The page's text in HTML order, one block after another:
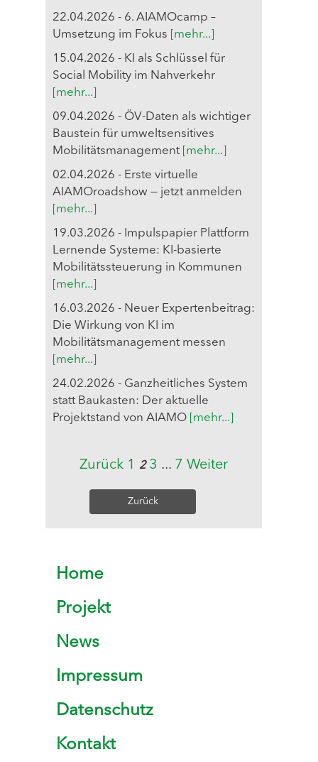
22.04.2026 - 6. AIAMOcamp –
Umsetzung im Fokus
[mehr...]
15.04.2026 - KI als Schlüssel für
Social Mobility im Nahverkehr
[mehr...]
09.04.2026 - ÖV-Daten als wichtiger
Baustein für umweltsensitives
Mobilitätsmanagement [mehr...]
02.04.2026 - Erste virtuelle
AIAMOroadshow — jetzt anmelden
[mehr...]
19.03.2026 - Impulspapier Plattform
Lernende Systeme: KI-basierte
Mobilitätssteuerung in Kommunen
[mehr...]
16.03.2026 - Neuer Expertenbeitrag:
Die Wirkung von KI im
Mobilitätsmanagement messen
[mehr...]
24.02.2026 - Ganzheitliches System
statt Baukasten: Der aktuelle
Projektstand von AIAMO [mehr...]
Zurück 1 2 3 ... 7 Weiter
Zurück
Home
Projekt
News
Impressum
Datenschutz
Kontakt